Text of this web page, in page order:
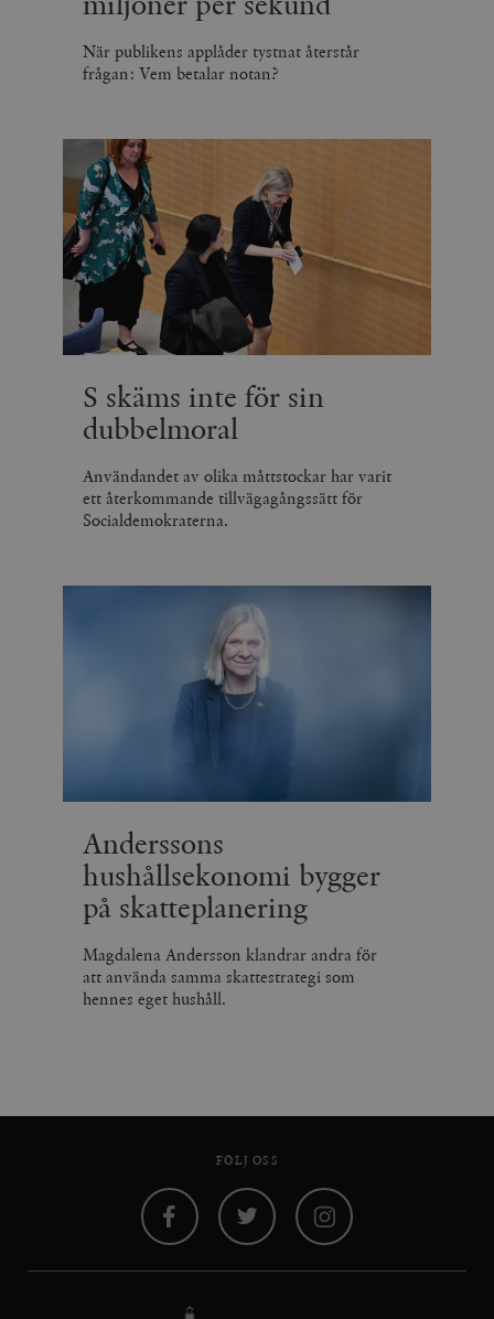
När publikens applåder tystnat återstår
frågan: Vem betalar notan?
S skäms inte för sin
dubbelmoral
Användandet av olika måttstockar har varit
ett återkommande tillvägagångssätt för
Socialdemokraterna.
Anderssons
hushållsekonomi bygger
på skatteplanering
Magdalena Andersson klandrar andra för
att använda samma skattestrategi som
hennes eget hushåll.
FÖLJ OSS